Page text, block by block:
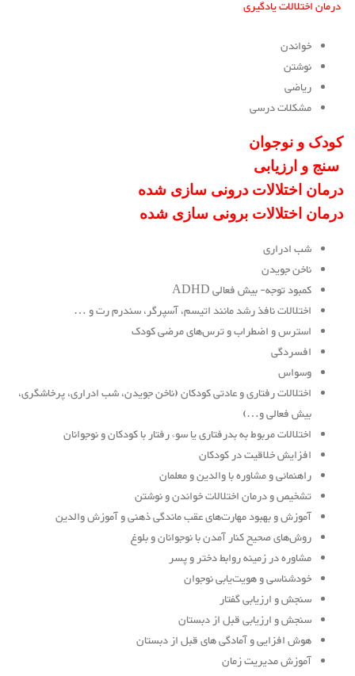
درمان اختلالات یادگیری
خواندن
نوشتن
ریاضی
مشکلات درسی
کودک و نوجوان
سنج و ارزیابی
درمان اختلالات درونی سازی شده
درمان اختلالات برونی سازی شده
شب ادراری
ناخن جویدن
کمبود توجه- بیش فعالی ADHD
اختلالات نافذ رشد مانند اتیسم، آسپرگر، سندرم رت و …
استرس و اضطراب و ترس‌های مرضی کودک
افسردگی
وسواس
اختلالات رفتاری و عادتی کودکان (ناخن جویدن، شب ادراری، پرخاشگری،
بیش فعالی و…)
اختلالات مربوط به بدرفتاری یا سوء رفتار با کودکان و نوجوانان
افزایش خلاقیت در کودکان
راهنمائی و مشاوره با والدین و معلمان
تشخیص و درمان اختلالات خواندن و نوشتن
آموزش و بهبود مهارت‌های عقب ماندگی ذهنی و آموزش والدین
روش‌های صحیح کنار آمدن با نوجوانان و بلوغ
مشاوره در زمینه روابط دختر و پسر
خودشناسی و هویت‌یابی نوجوان
سنجش و ارزیابی گفتار
سنجش و ارزیابی قبل از دبستان
هوش افزایی و آمادگی های قبل از دبستان
آموزش مدیریت زمان